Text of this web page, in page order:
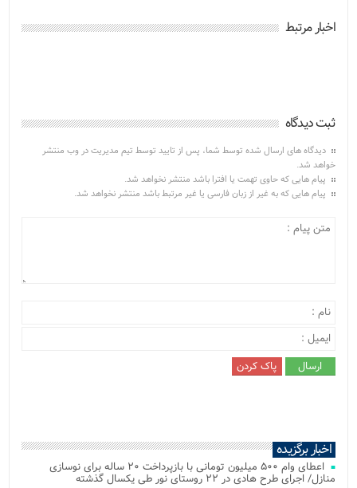
اخبار مرتبط
ثبت دیدگاه
دیدگاه های ارسال شده توسط شما، پس از تایید توسط تیم مدیریت در وب منتشر
خواهد شد.
پیام هایی که حاوی تهمت یا افترا باشد منتشر نخواهد شد.
پیام هایی که به غیر از زبان فارسی یا غیر مرتبط باشد منتشر نخواهد شد.
اخبار برگزیده
اعطای وام ۵۰۰ میلیون تومانی با بازپرداخت ۲۰ ساله برای نوسازی
منازل/ اجرای طرح هادی در ۲۲ روستای نور طی یکسال گذشته